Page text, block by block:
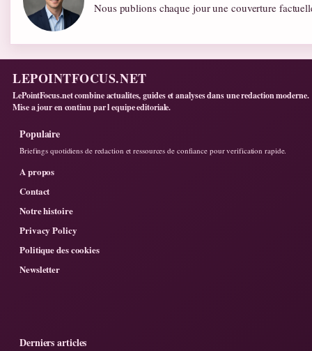
Nous publions chaque jour une couverture
LEPOINTFOCUS.NET
LePointFocus.net combine actualites, guides et analyses dans une redaction moderne.
Mise a jour en continu par l equipe editoriale.
Populaire
Briefings quotidiens de redaction et ressources de confiance pour verification rapide.
A propos
Contact
Notre histoire
Privacy Policy
Politique des cookies
Newsletter
Derniers articles